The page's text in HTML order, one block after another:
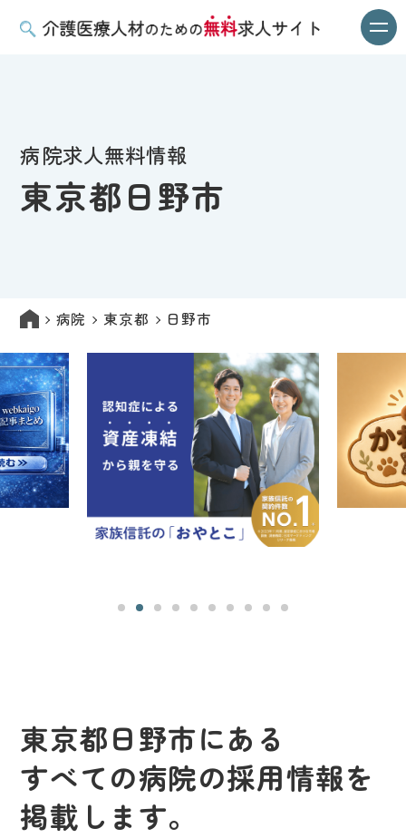
病院求人無料情報
東京都日野市
病院 東京都 日野市
東京都日野市にある
すべての病院の採用情報を
掲載します。